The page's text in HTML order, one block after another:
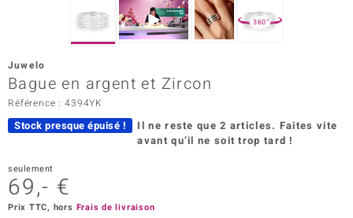
360°
Juwelo
Bague en argent et Zircon
Référence : 4394YK
Stock presque épuisé ! Il ne reste que 2 articles. Faites vite
avant qu’il ne soit trop tard !
seulement
69,- €
Prix TTC, hors Frais de livraison